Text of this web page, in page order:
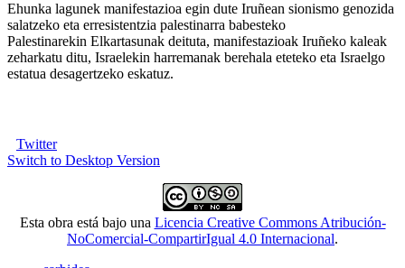
Ehunka lagunek manifestazioa egin dute Iruñean sionismo genozida
salatzeko eta erresistentzia palestinarra babesteko
Palestinarekin Elkartasunak deituta, manifestazioak Iruñeko kaleak
zeharkatu ditu, Israelekin harremanak berehala eteteko eta Israelgo
estatua desagertzeko eskatuz.
Twitter
Switch to Desktop Version
Esta obra está bajo una Licencia Creative Commons Atribución-
NoComercial-CompartirIgual 4.0 Internacional.